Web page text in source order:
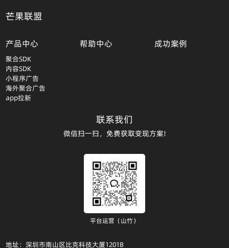
芒果联盟
产品中心
聚合SDK
内容SDK
小程序广告
海外聚合广告
app拉新
帮助中心 成功案例
联系我们
微信扫一扫，免费获取变现方案!
平台运营（山竹）
地址：深圳市南山区比克科技大厦1201B